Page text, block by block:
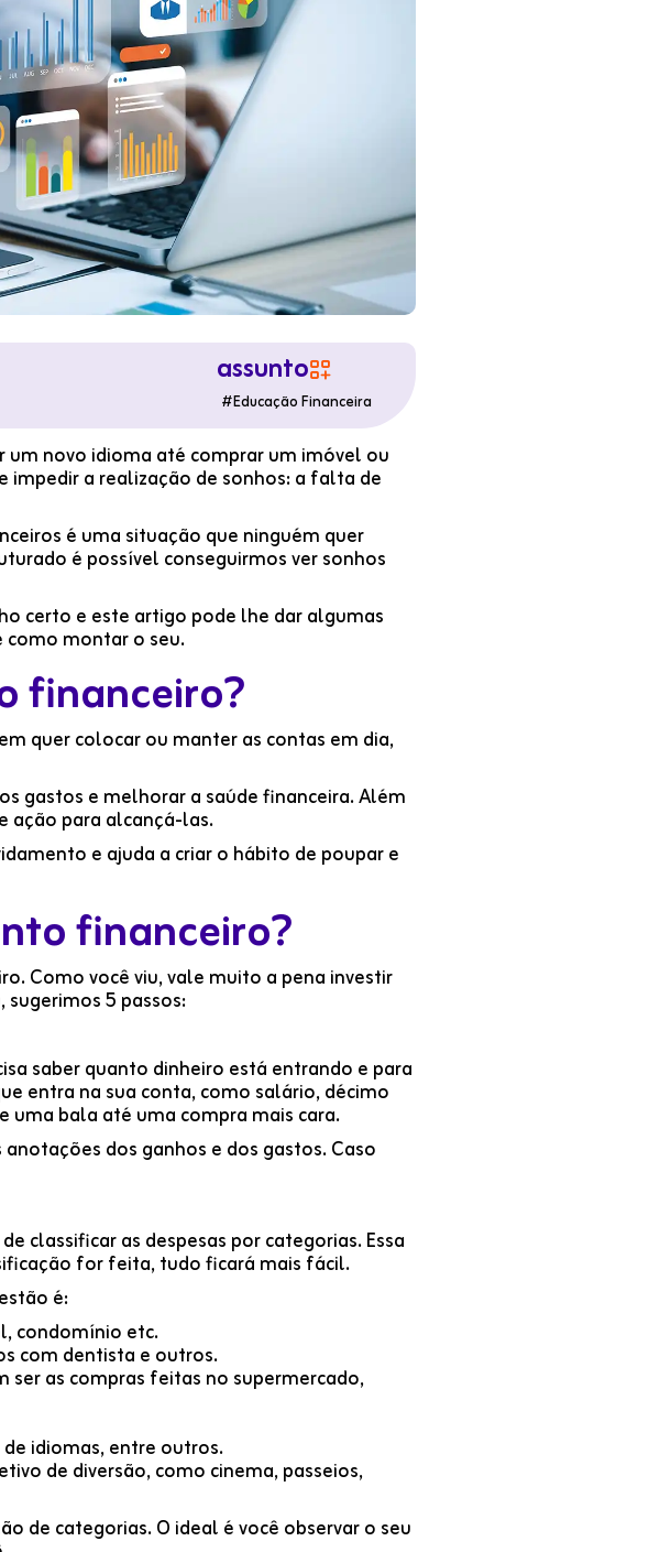
assunto
#Educação Financeira
novo idioma até comprar um imóvel ou
impedir a realização de sonhos: a falta de
é uma situação que ninguém quer
é possível conseguirmos ver sonhos
certo e este artigo pode lhe dar algumas
como montar o seu.
financeiro?
quer colocar ou manter as contas em dia,
gastos e melhorar a saúde financeira. Além
ação para alcançá-las.
e ajuda a criar o hábito de poupar e
financeiro?
Como você viu, vale muito a pena investir
5 passos:
saber quanto dinheiro está entrando e para
entra na sua conta, como salário, décimo
uma bala até uma compra mais cara.
dos ganhos e dos gastos. Caso
classificar as despesas por categorias. Essa
for feita, tudo ficará mais fácil.
é:
condomínio etc.
com dentista e outros.
as compras feitas no supermercado,
idiomas, entre outros.
de diversão, como cinema, passeios,
de categorias. O ideal é você observar o seu